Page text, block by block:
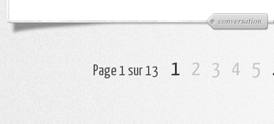
conversation
Page 1 sur 13 1 2 3 4 5